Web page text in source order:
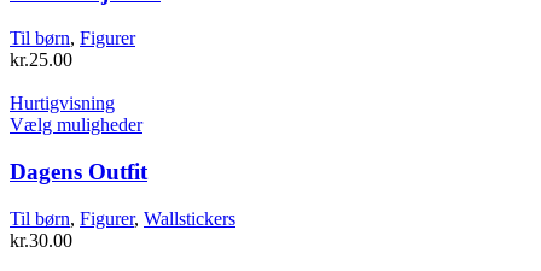
flere
på
varesiden
Til børn, Figurer
kr.25.00
Hurtigvisning
Vælg mulighederDette
har
flere
varianter.
Mulighederne
Dagens Outfit
Til børn, Figurer, Wallstickers
kr.30.00